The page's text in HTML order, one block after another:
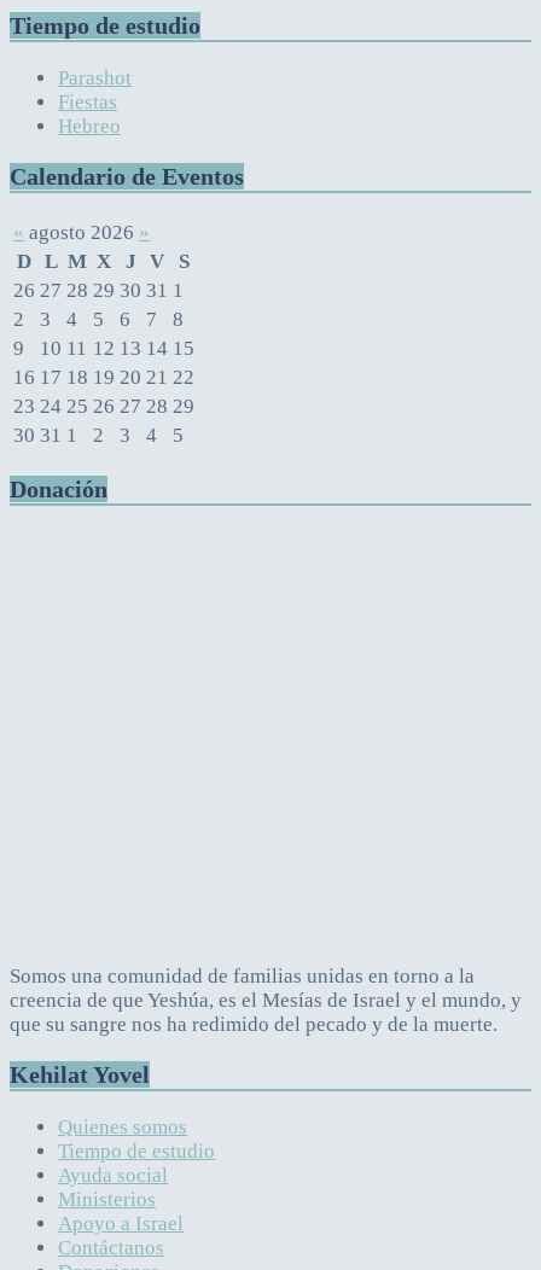
Tiempo de estudio
Parashot
Fiestas
Hebreo
Calendario de Eventos
« agosto 2026 »
D L M X J V
S
26 27 28 29 30 31 1
2
3 4 5 6 7
8
9
10 11 12 13 14 15
16 17 18 19 20 21 22
23 24 25 26 27 28 29
30 31 1 2 3 4 5
Donación
Somos una comunidad de familias unidas en torno a la
creencia de que Yeshúa, es el Mesías de Israel y el mundo, y
que su sangre nos ha redimido del pecado y de la muerte.
Kehilat Yovel
Quienes somos
Tiempo de estudio
Ayuda social
Ministerios
Apoyo a Israel
Contáctanos